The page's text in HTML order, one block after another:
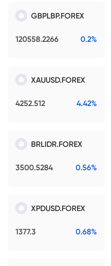
GBPLBP.FOREX
120558.2266 0.2%
XAUUSD.FOREX
4252.512 4.42%
BRLIDR.FOREX
3500.5284 0.56%
XPDUSD.FOREX
1377.3 0.68%